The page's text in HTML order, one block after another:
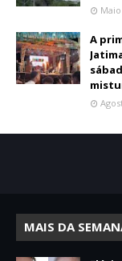
A
MAIS DA